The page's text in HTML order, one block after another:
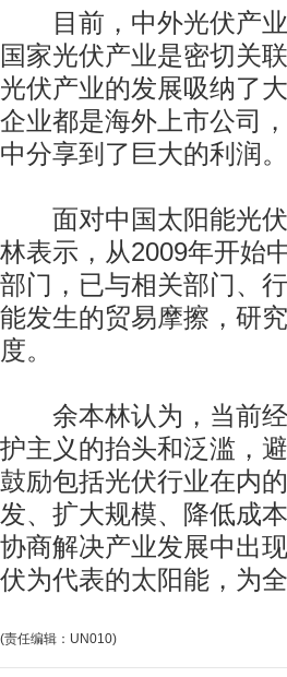
目前，中外光伏产业
国家光伏产业是密切关
光伏产业的发展吸纳了
企业都是海外上市公司
中分享到了巨大的利润。
面对中国太阳能光伏
林表示，从2009年开始
部门，已与相关部门、
能发生的贸易摩擦，研
度。
余本林认为，当前经
护主义的抬头和泛滥，
鼓励包括光伏行业在内
发、扩大规模、降低成
协商解决产业发展中出
伏为代表的太阳能，为
(责任编辑：UN010)